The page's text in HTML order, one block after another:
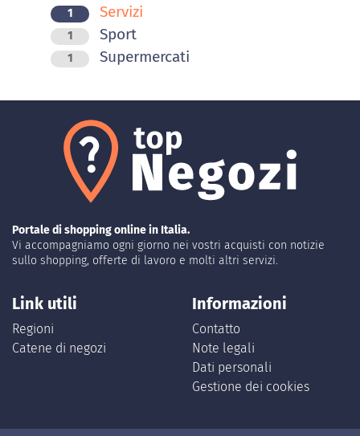
1 Servizi
1 Sport
1 Supermercati
Portale di shopping online in Italia.
Vi accompagniamo ogni giorno nei vostri acquisti con notizie
sullo shopping, offerte di lavoro e molti altri servizi.
Link utili
Regioni
Catene di negozi
Informazioni
Contatto
Note legali
Dati personali
Gestione dei cookies